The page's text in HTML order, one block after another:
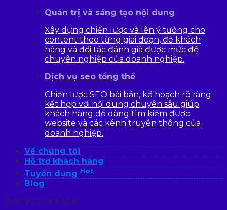
Quản trị và sáng tạo nội dung
Xây dựng chiến lược và lên ý tưởng cho
content theo từng giai đoạn, để khách
hàng và đối tác đánh giá được mức độ
chuyên nghiệp của doanh nghiệp.
Dịch vụ seo tổng thể
Chiến lược SEO bài bản, kế hoạch rõ ràng
kết hợp với nội dung chuyên sâu giúp
khách hàng dễ dàng tìm kiếm được
website và các kênh truyền thông của
doanh nghiệp.
Về chúng tôi
Hỗ trợ khách hàng
Tuyển dụng Hot
Blog
Dịch vụ của V-Star